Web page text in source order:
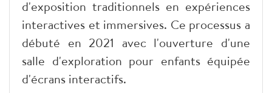
d'exposition traditionnels en expériences
interactives et immersives. Ce processus a
débuté en 2021 avec l'ouverture d'une
salle d'exploration pour enfants équipée
d'écrans interactifs.